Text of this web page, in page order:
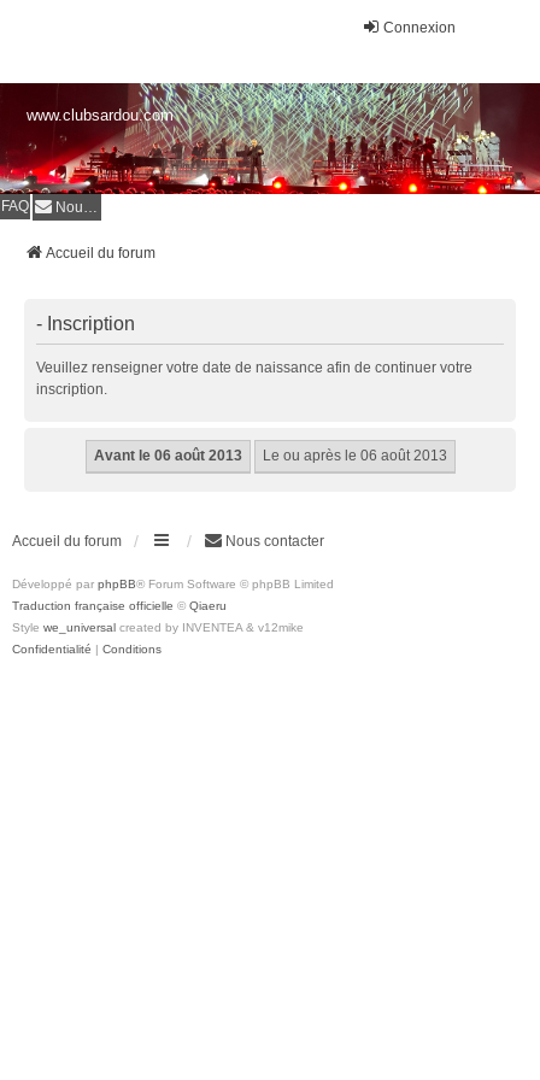
Connexion
www.clubsardou.com
FAQ Nous contacter
Accueil du forum
- Inscription
Veuillez renseigner votre date de naissance afin de continuer votre
inscription.
Accueil du forum Nous contacter
Développé par phpBB® Forum Software © phpBB Limited
Traduction française officielle © Qiaeru
Style we_universal created by INVENTEA & v12mike
Confidentialité | Conditions